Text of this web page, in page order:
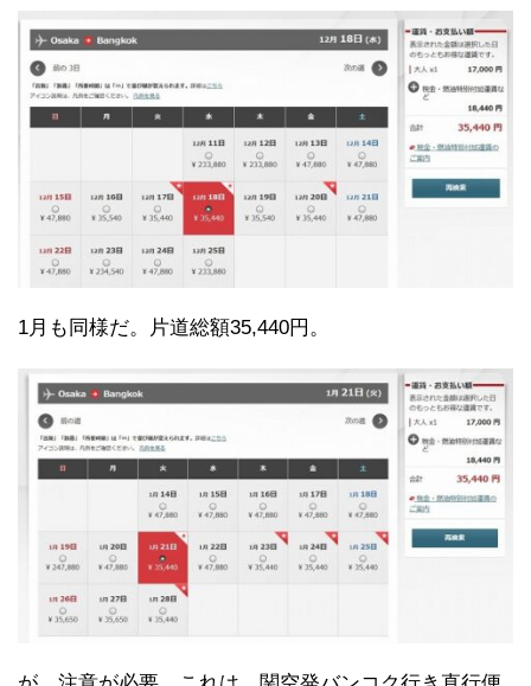
1月も同様だ。片道総額35,440円。